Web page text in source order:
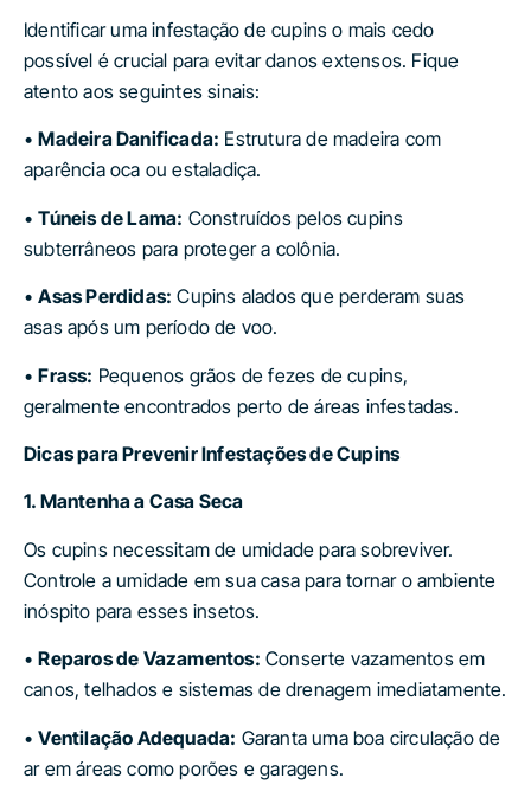
Identificar uma infestação de cupins o mais cedo
possível é crucial para evitar danos extensos. Fique
atento aos seguintes sinais:
•Madeira Danificada: Estrutura de madeira com
aparência oca ou estaladiça.
•Túneis de Lama: Construídos pelos cupins
subterrâneos para proteger a colônia.
•Asas Perdidas: Cupins alados que perderam suas
asas após um período de voo.
•Frass: Pequenos grãos de fezes de cupins,
geralmente encontrados perto de áreas infestadas.
Dicas para Prevenir Infestações de Cupins
1. Mantenha a Casa Seca
Os cupins necessitam de umidade para sobreviver.
Controle a umidade em sua casa para tornar o ambiente
inóspito para esses insetos.
•Reparos de Vazamentos: Conserte vazamentos em
canos, telhados e sistemas de drenagem imediatamente.
•Ventilação Adequada: Garanta uma boa circulação de
ar em áreas como porões e garagens.